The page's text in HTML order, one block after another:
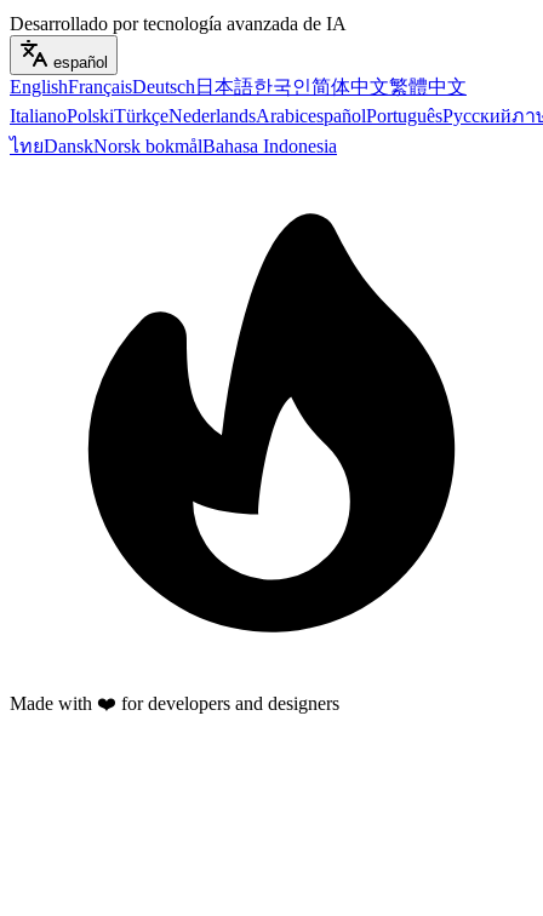
Desarrollado por tecnología avanzada de IA
español
EnglishFrançaisDeutsch 日本語한국인简体中文繁體中文
ItalianoPolskiTürkçeNederlandsArabicespañolPortuguêsРусскийภา
ไทยDanskNorsk bokmålBahasa Indonesia
Made with ❤️ for developers and designers